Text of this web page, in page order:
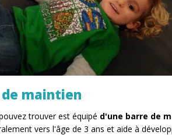
maintien
trouver est équipé d'une barre de
vers l'âge de 3 ans et aide à